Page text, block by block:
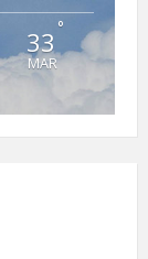
33 °
MAR